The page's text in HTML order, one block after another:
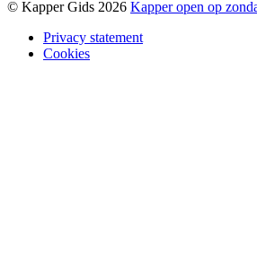
© Kapper Gids 2026 Kapper open op
Privacy statement
Cookies